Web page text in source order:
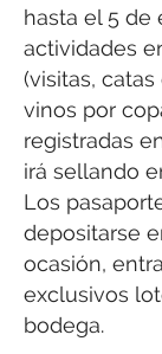
hasta el 5 de
actividades
(visitas,
vinos por
registradas
irá sellando
Los
depositarse
ocasión,
exclusivos
bodega.